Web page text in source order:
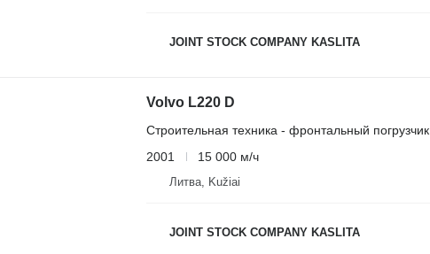
JOINT STOCK COMPANY KASLITA
Volvo L220 D
Строительная техника - фронтальный погрузчик
2001
15 000 м/ч
Литва, Kužiai
JOINT STOCK COMPANY KASLITA